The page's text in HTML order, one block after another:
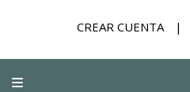
CREAR CUENTA